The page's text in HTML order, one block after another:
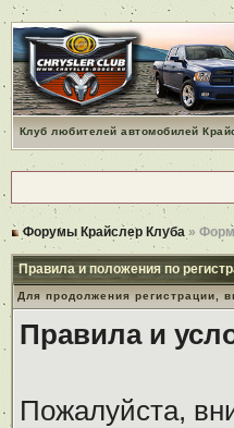
Клуб любителей автомобилей
Форумы Крайслер Клуба »
Правила и положения по
Для продолжения регистрации,
Правила и
Пожалуйста,